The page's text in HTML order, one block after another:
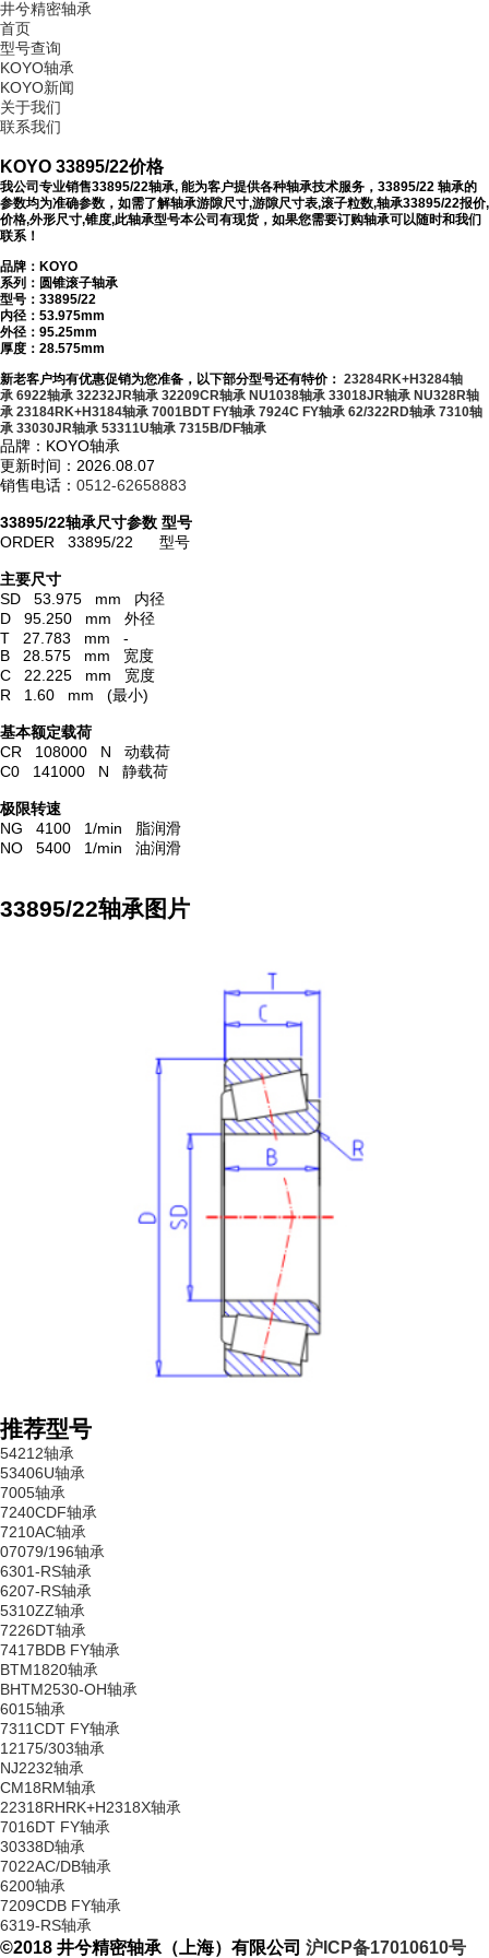
井兮精密轴承
首页
型号查询
KOYO轴承
KOYO新闻
关于我们
联系我们
KOYO 33895/22价格
我公司专业销售33895/22轴承, 能为客户提供各种轴承技术服务，33895/22 轴承的
参数均为准确参数，如需了解轴承游隙尺寸,游隙尺寸表,滚子粒数,轴承33895/22报价,
价格,外形尺寸,锥度,此轴承型号本公司有现货，如果您需要订购轴承可以随时和我们
联系！
品牌：KOYO
系列：圆锥滚子轴承
型号： 33895/22
内径：53.975mm
外径：95.25mm
厚度：28.575mm
新老客户均有优惠促销为您准备，以下部分型号还有特价： 23284RK+H3284轴
承 6922轴承 32232JR轴承 32209CR轴承 NU1038轴承 33018JR轴承 NU328R轴
承 23184RK+H3184轴承 7001BDT FY轴承 7924C FY轴承 62/322RD轴承 7310轴
承 33030JR轴承 53311U轴承 7315B/DF轴承
品牌：KOYO轴承
更新时间：2026.08.07
销售电话： 0512-62658883
33895/22轴承尺寸参数 型号
ORDER 33895/22 型号
主要尺寸
SD 53.975 mm 内径
D 95.250 mm 外径
T 27.783 mm -
B 28.575 mm 宽度
C 22.225 mm 宽度
R 1.60 mm (最小)
基本额定载荷
CR 108000 N 动载荷
C0 141000 N 静载荷
极限转速
NG 4100 1/min 脂润滑
NO 5400 1/min 油润滑
33895/22轴承图片
推荐型号
54212轴承
53406U轴承
7005轴承
7240CDF轴承
7210AC轴承
07079/196轴承
6301-RS轴承
6207-RS轴承
5310ZZ轴承
7226DT轴承
7417BDB FY轴承
BTM1820轴承
BHTM2530-OH轴承
6015轴承
7311CDT FY轴承
12175/303轴承
NJ2232轴承
CM18RM轴承
22318RHRK+H2318X轴承
7016DT FY轴承
30338D轴承
7022AC/DB轴承
6200轴承
7209CDB FY轴承
6319-RS轴承
©2018 井兮精密轴承（上海）有限公司 沪ICP备17010610号